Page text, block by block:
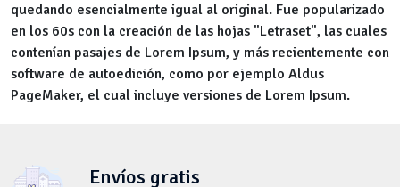
quedando esencialmente igual al original. Fue popularizado
en los 60s con la creación de las hojas "Letraset", las cuales
contenían pasajes de Lorem Ipsum, y más recientemente con
software de autoedición, como por ejemplo Aldus
PageMaker, el cual incluye versiones de Lorem Ipsum.
Envíos gratis